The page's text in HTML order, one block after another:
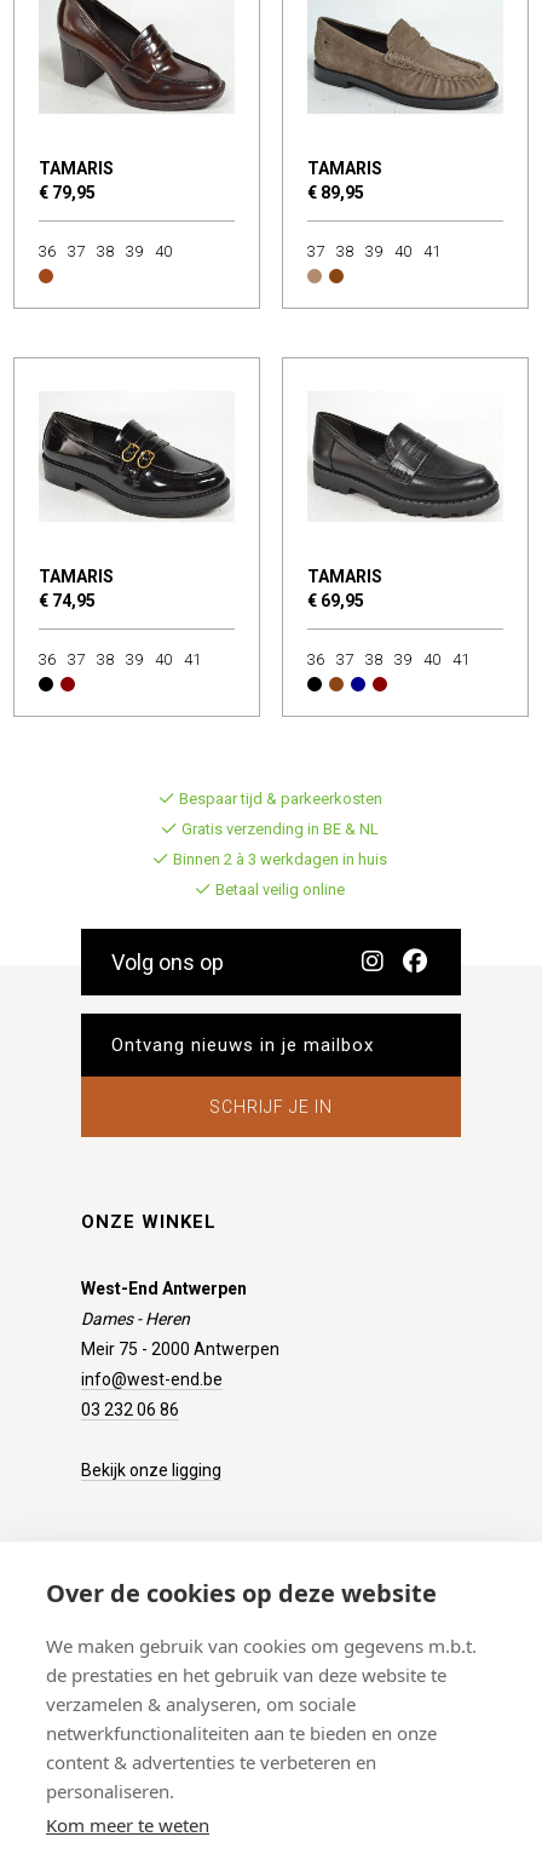
Over de cookies op deze website
We maken gebruik van cookies om gegevens m.b.t.
de prestaties en het gebruik van deze website te
verzamelen & analyseren, om sociale
netwerkfunctionaliteiten aan te bieden en onze
content & advertenties te verbeteren en
personaliseren.
Kom meer te weten
TAMARIS
€ 79,95
36 37 38 39 40
TAMARIS
€ 89,95
37 38 39 40 41
TAMARIS
€ 74,95
36 37 38 39 40 41
TAMARIS
€ 69,95
36 37 38 39 40 41
Bespaar tijd & parkeerkosten
Gratis verzending in BE & NL
Binnen 2 à 3 werkdagen in huis
Betaal veilig online
Volg ons op
SCHRIJF JE IN
ONZE WINKEL
West-End Antwerpen
Dames - Heren
Meir 75 - 2000 Antwerpen
info@west-end.be
03 232 06 86
Bekijk onze ligging
Verzenden
Retourneren
Betalen
Veelgestelde vragen